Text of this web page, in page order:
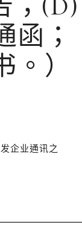
函；
）
企业通讯之